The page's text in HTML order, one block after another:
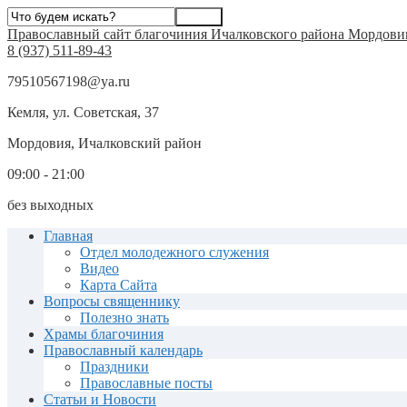
Православный сайт благочиния Ичалковского района
8 (937) 511-89-43
79510567198@ya.ru
Кемля, ул. Советская, 37
Мордовия, Ичалковский район
09:00 - 21:00
без выходных
Главная
Отдел молодежного служения
Видео
Карта Сайта
Вопросы священнику
Полезно знать
Храмы благочиния
Православный календарь
Праздники
Православные посты
Статьи и Новости